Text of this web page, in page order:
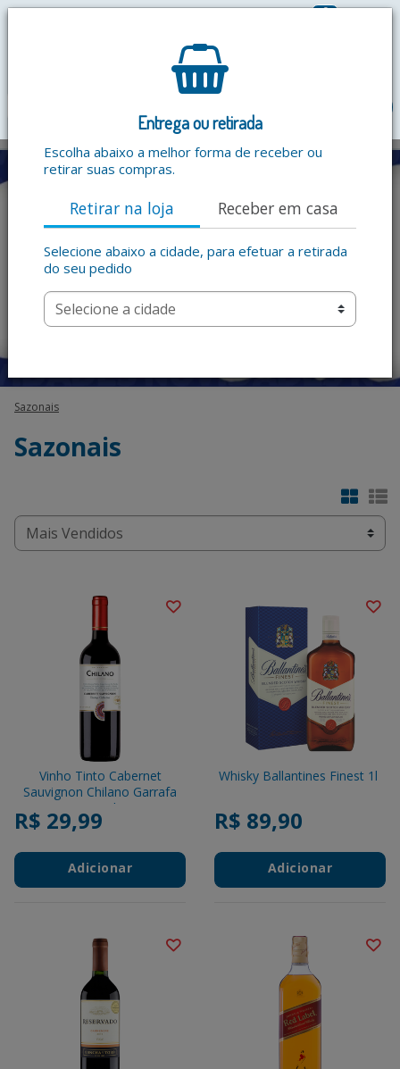
0
Entrega ou retirada
Escolha abaixo a melhor forma de receber ou
retirar suas compras.
Retirar na loja Receber em casa
Selecione abaixo a cidade, para efetuar a retirada
do seu pedido
Sazonais
Sazonais
Vinho Tinto Cabernet
Sauvignon Chilano Garrafa
750ml
R$ 29,99
Adicionar
Whisky Ballantines Finest 1l
R$ 89,90
Adicionar